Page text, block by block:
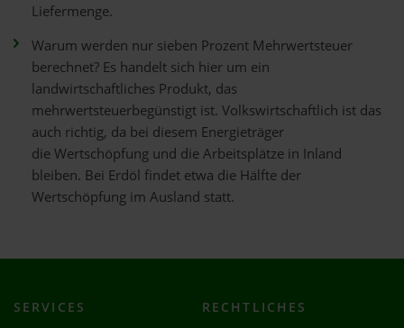
Liefermenge.
Warum werden nur sieben Prozent Mehrwertsteuer
berechnet? Es handelt sich hier um ein
landwirtschaftliches Produkt, das
mehrwertsteuerbegünstigt ist. Volkswirtschaftlich ist das
auch richtig, da bei diesem Energieträger
die Wertschöpfung und die Arbeitsplätze in Inland
bleiben. Bei Erdöl findet etwa die Hälfte der
Wertschöpfung im Ausland statt.
SERVICES RECHTLICHES